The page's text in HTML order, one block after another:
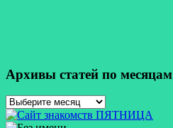
Архивы статей по месяцам
Архивы
статей